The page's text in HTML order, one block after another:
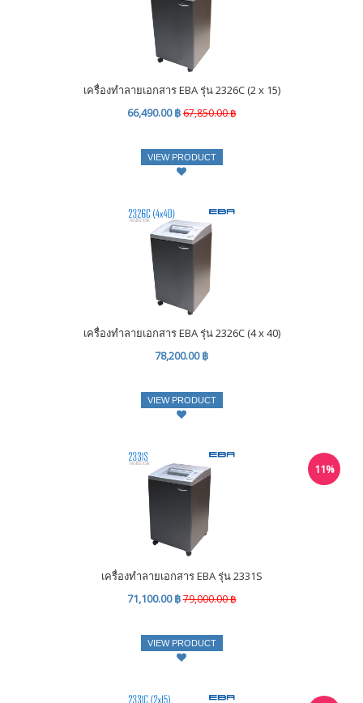
เครื่องทำลายเอกสาร EBA รุ่น 2326C (2 x 15)
66,490.00 ฿67,850.00 ฿
VIEW PRODUCT
เครื่องทำลายเอกสาร EBA รุ่น 2326C (4 x 40)
78,200.00 ฿
VIEW PRODUCT
เครื่องทำลายเอกสาร EBA รุ่น 2331S
71,100.00 ฿79,000.00 ฿
11%
VIEW PRODUCT